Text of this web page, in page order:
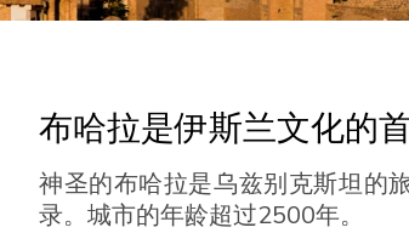
布哈拉是伊斯兰文化的
神圣的布哈拉是乌兹别克斯坦的
录。城市的年龄超过2500年。